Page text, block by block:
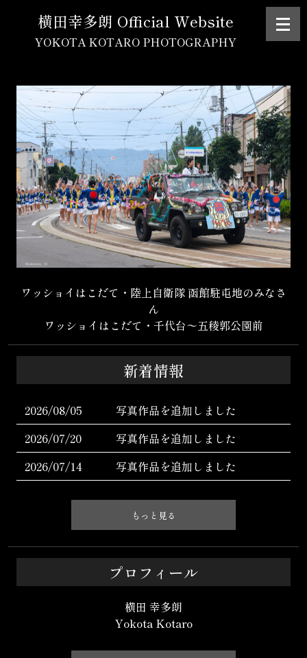
横田幸多朗 Official Website
YOKOTA KOTARO PHOTOGRAPHY
ワッショイはこだて・陸上自衛隊 函館駐屯地のみなさ
ん
ワッショイはこだて・千代台〜五稜郭公園前
新着情報
2026/08/05
写真作品を追加しました
2026/07/20
写真作品を追加しました
2026/07/14
写真作品を追加しました
もっと見る
プロフィール
横田 幸多朗
Yokota Kotaro